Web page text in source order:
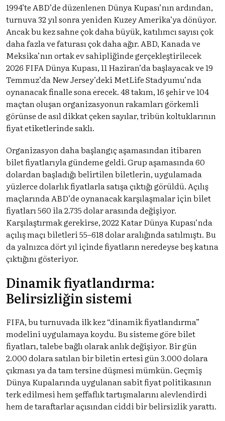
1994’te ABD’de düzenlenen Dünya Kupası’nın ardından,
turnuva 32 yıl sonra yeniden Kuzey Amerika’ya dönüyor.
Ancak bu kez sahne çok daha büyük, katılımcı sayısı çok
daha fazla ve faturası çok daha ağır. ABD, Kanada ve
Meksika’nın ortak ev sahipliğinde gerçekleştirilecek
2026 FIFA Dünya Kupası, 11 Haziran’da başlayacak ve 19
Temmuz’da New Jersey’deki MetLife Stadyumu’nda
oynanacak finalle sona erecek. 48 takım, 16 şehir ve 104
maçtan oluşan organizasyonun rakamları görkemli
görünse de asıl dikkat çeken sayılar, tribün koltuklarının
fiyat etiketlerinde saklı.
Organizasyon daha başlangıç aşamasından itibaren
bilet fiyatlarıyla gündeme geldi. Grup aşamasında 60
dolardan başladığı belirtilen biletlerin, uygulamada
yüzlerce dolarlık fiyatlarla satışa çıktığı görüldü. Açılış
maçlarında ABD’de oynanacak karşılaşmalar için bilet
fiyatları 560 ila 2.735 dolar arasında değişiyor.
Karşılaştırmak gerekirse, 2022 Katar Dünya Kupası’nda
açılış maçı biletleri 55–618 dolar aralığında satılmıştı. Bu
da yalnızca dört yıl içinde fiyatların neredeyse beş katına
çıktığını gösteriyor.
Dinamik fiyatlandırma:
Belirsizliğin sistemi
FIFA, bu turnuvada ilk kez “dinamik fiyatlandırma”
modelini uygulamaya koydu. Bu sisteme göre bilet
fiyatları, talebe bağlı olarak anlık değişiyor. Bir gün
2.000 dolara satılan bir biletin ertesi gün 3.000 dolara
çıkması ya da tam tersine düşmesi mümkün. Geçmiş
Dünya Kupalarında uygulanan sabit fiyat politikasının
terk edilmesi hem şeffaflık tartışmalarını alevlendirdi
hem de taraftarlar açısından ciddi bir belirsizlik yarattı.